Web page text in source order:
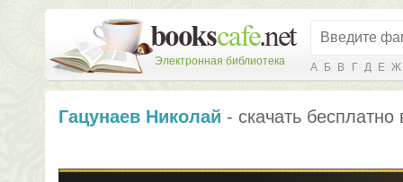
Электронная библиотека А Б В Г Д Е Ж
Гацунаев Николай - скачать бесплатно